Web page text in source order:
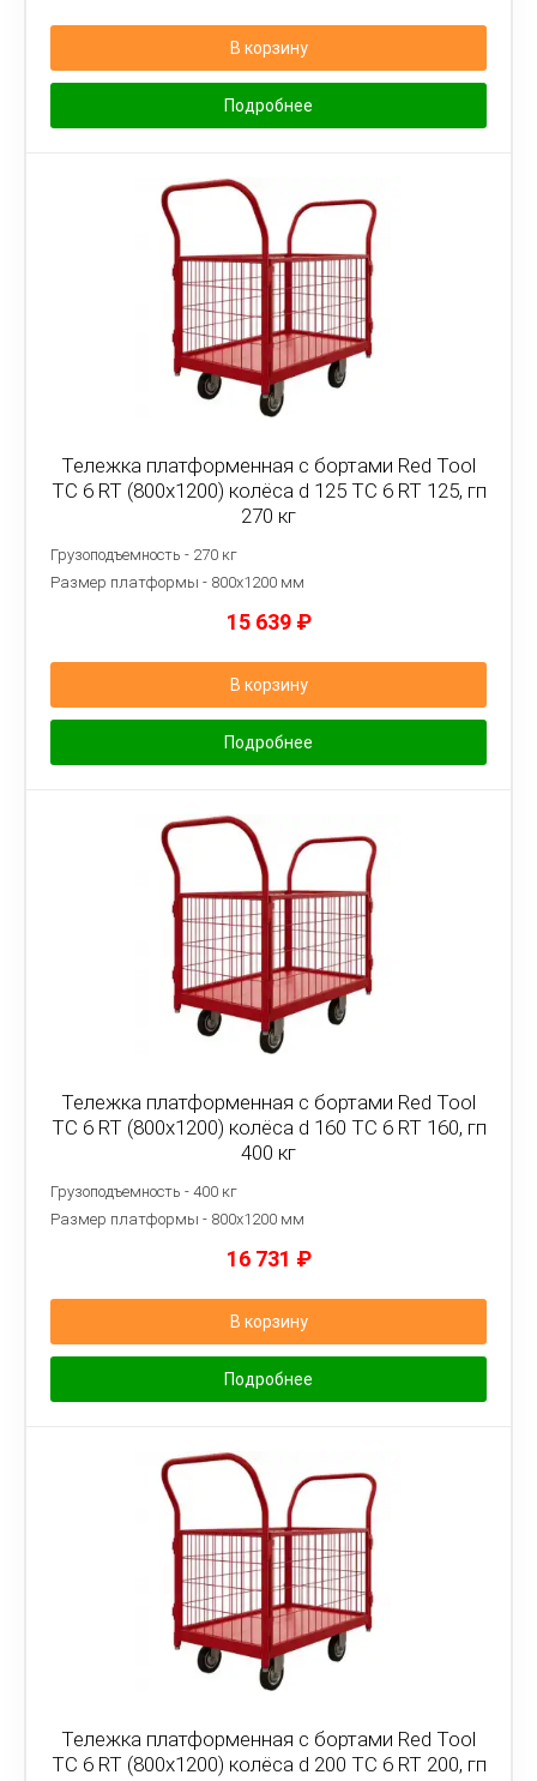
В корзину
Подробнее
Тележка платформенная с бортами Red Tool
ТС 6 RT (800x1200) колёса d 125 ТС 6 RT 125, гп
270 кг
Грузоподъемность - 270 кг
Размер платформы - 800х1200 мм
15 639 ₽
В корзину
Подробнее
Тележка платформенная с бортами Red Tool
ТС 6 RT (800x1200) колёса d 160 ТС 6 RT 160, гп
400 кг
Грузоподъемность - 400 кг
Размер платформы - 800х1200 мм
16 731 ₽
В корзину
Подробнее
Тележка платформенная с бортами Red Tool
ТС 6 RT (800x1200) колёса d 200 ТС 6 RT 200, гп